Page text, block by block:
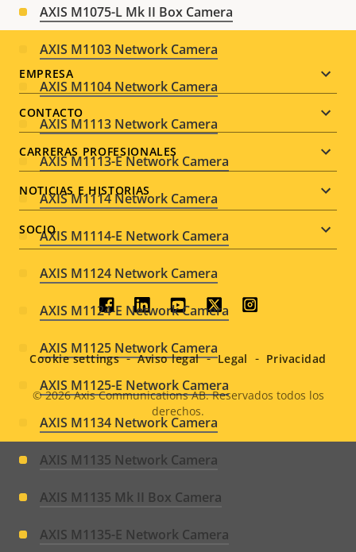
AXIS M1075-L Mk II Box Camera
AXIS M1103 Network Camera
AXIS M1104 Network Camera
AXIS M1113 Network Camera
AXIS M1113-E Network Camera
AXIS M1114 Network Camera
AXIS M1114-E Network Camera
AXIS M1124 Network Camera
AXIS M1124-E Network Camera
AXIS M1125 Network Camera
AXIS M1125-E Network Camera
AXIS M1134 Network Camera
AXIS M1135 Network Camera
AXIS M1135 Mk II Box Camera
AXIS M1135-E Network Camera
Footer
menu
EMPRESA
CONTACTO
CARRERAS PROFESIONALES
NOTICIAS E HISTORIAS
SOCIO
Social
menu
Legal
menu
© 2026Axis Communications AB. Reservados todos los
derechos.
Cookie settings Aviso legal Legal Privacidad